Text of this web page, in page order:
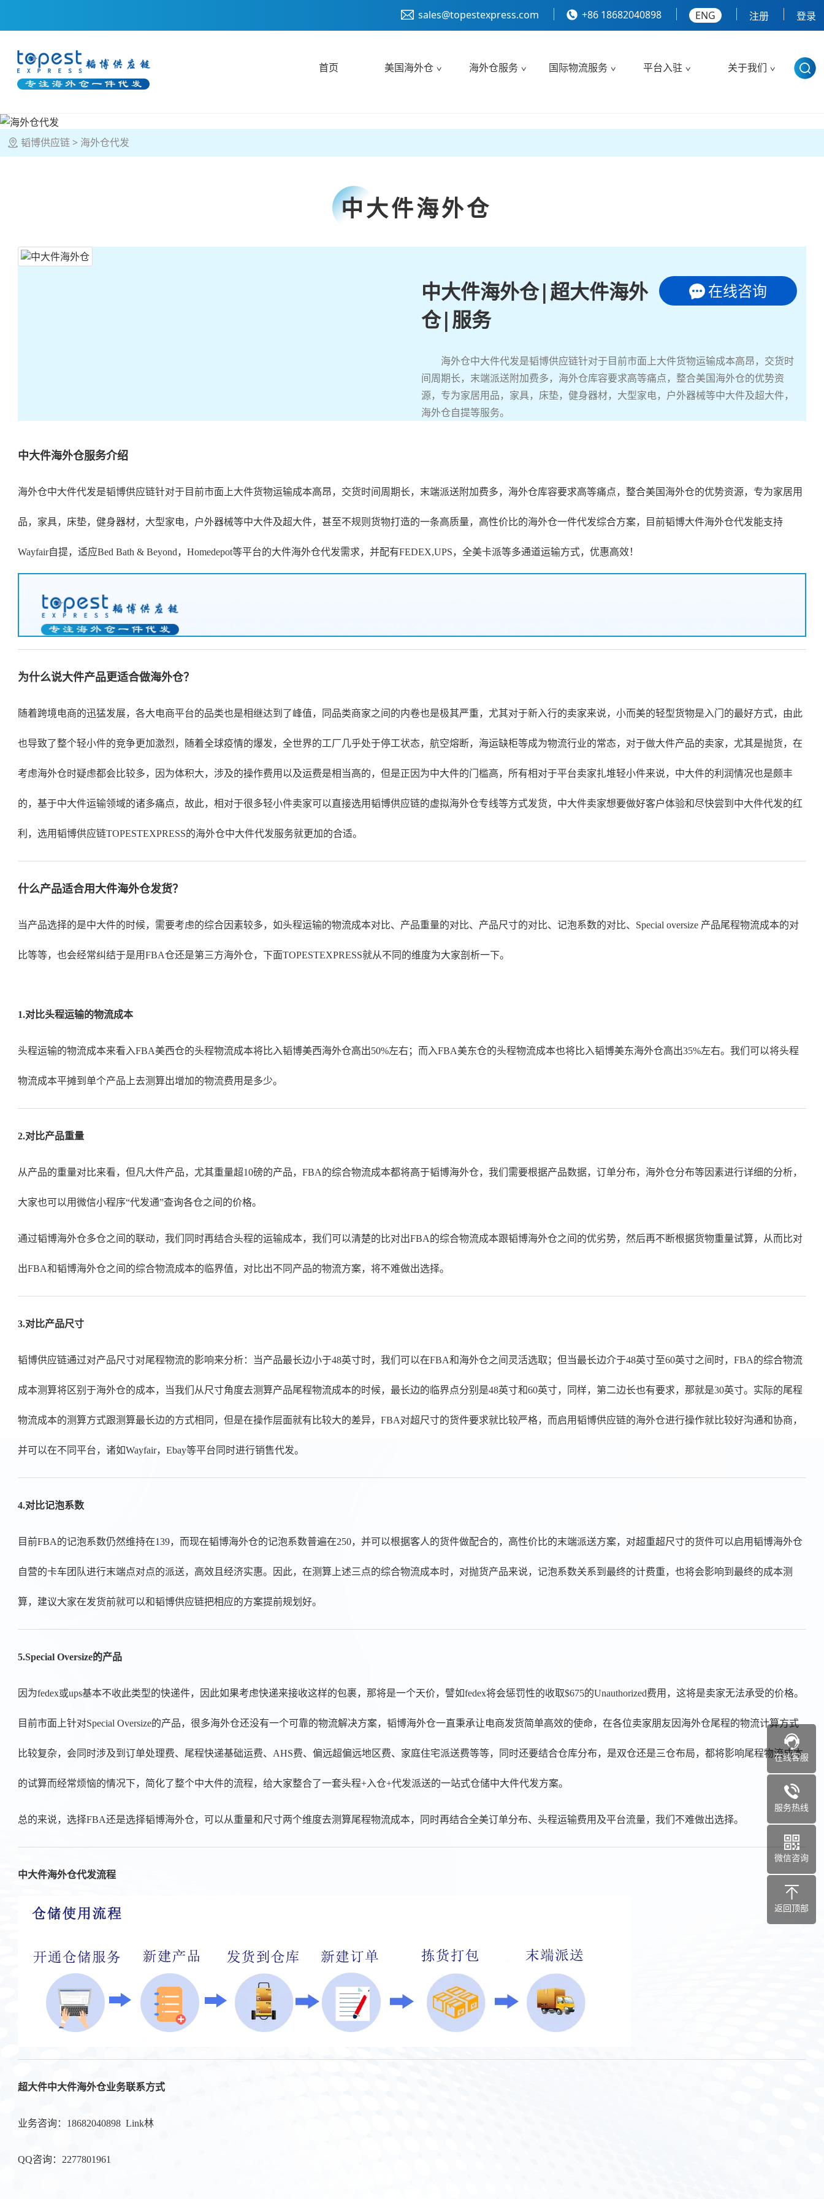
sales@topestexpress.com +86 18682040898 ENG 注册 登录
首页 美国海外仓 海外仓服务 国际物流服务 平台入驻 关于我们
韬博供应链 海外仓代发
中大件海外仓
在线咨询
中大件海外仓|超大件海外
仓|服务
海外仓中大件代发是韬博供应链针对于目前市面上大件货物运输成本高昂，交货时
间周期长，末端派送附加费多，海外仓库容要求高等痛点，整合美国海外仓的优势资
源，专为家居用品，家具，床垫，健身器材，大型家电，户外器械等中大件及超大件，
海外仓自提等服务。
中大件海外仓服务介绍
海外仓中大件代发是韬博供应链针对于目前市面上大件货物运输成本高昂，交货时间周期长，末端派送附加费多，海外仓库容要求高等痛点，整合美国海外仓的优势资源，专为家居用
品，家具，床垫，健身器材，大型家电，户外器械等中大件及超大件，甚至不规则货物打造的一条高质量，高性价比的海外仓一件代发综合方案，目前韬博大件海外仓代发能支持
Wayfair自提，适应Bed Bath & Beyond，Homedepot等平台的大件海外仓代发需求，并配有FEDEX,UPS，全美卡派等多通道运输方式，优惠高效！
为什么说大件产品更适合做海外仓？
随着跨境电商的迅猛发展，各大电商平台的品类也是相继达到了峰值，同品类商家之间的内卷也是极其严重，尤其对于新入行的卖家来说，小而美的轻型货物是入门的最好方式，由此
也导致了整个轻小件的竞争更加激烈，随着全球疫情的爆发，全世界的工厂几乎处于停工状态，航空熔断，海运缺柜等成为物流行业的常态，对于做大件产品的卖家，尤其是抛货，在
考虑海外仓时疑虑都会比较多，因为体积大，涉及的操作费用以及运费是相当高的，但是正因为中大件的门槛高，所有相对于平台卖家扎堆轻小件来说，中大件的利润情况也是颇丰
的，基于中大件运输领域的诸多痛点，故此，相对于很多轻小件卖家可以直接选用韬博供应链的虚拟海外仓专线等方式发货，中大件卖家想要做好客户体验和尽快尝到中大件代发的红
利，选用韬博供应链TOPESTEXPRESS的海外仓中大件代发服务就更加的合适。
什么产品适合用 大件海外仓发货？
当产品选择的是中大件的时候，需要考虑的综合因素较多，如头程运输的物流成本对比、产品重量的对比、产品尺寸的对比、记泡系数的对比、Special oversize 产品尾程物流成本的对
比等等，也会经常纠结于是用FBA仓还是第三方海外仓，下面TOPESTEXPRESS就从不同的维度为大家剖析一下。
1.对比头程运输的物流成本
头程运输的物流成本来看入FBA美西仓的头程物流成本将比入韬博美西海外仓高出50%左右；而入FBA美东仓的头程物流成本也将比入韬博美东海外仓高出35%左右。我们可以将头程
物流成本平摊到单个产品上去测算出增加的物流费用是多少。
2.对比产品重量
从产品的重量对比来看，但凡大件产品，尤其重量超10磅的产品，FBA的综合物流成本都将高于韬博海外仓，我们需要根据产品数据，订单分布，海外仓分布等因素进行详细的分析，
大家也可以用微信小程序“代发通”查询各仓之间的价格。
通过韬博海外仓多仓之间的联动，我们同时再结合头程的运输成本，我们可以清楚的比对出FBA的综合物流成本跟韬博海外仓之间的优劣势，然后再不断根据货物重量试算，从而比对
出FBA和韬博海外仓之间的综合物流成本的临界值，对比出不同产品的物流方案，将不难做出选择。
3.对比产品尺寸
韬博供应链通过对产品尺寸对尾程物流的影响来分析：当产品最长边小于48英寸时，我们可以在FBA和海外仓之间灵活选取；但当最长边介于48英寸至60英寸之间时，FBA的综合物流
成本测算将区别于海外仓的成本，当我们从尺寸角度去测算产品尾程物流成本的时候，最长边的临界点分别是48英寸和60英寸，同样，第二边长也有要求，那就是30英寸。实际的尾程
物流成本的测算方式跟测算最长边的方式相同，但是在操作层面就有比较大的差异，FBA对超尺寸的货件要求就比较严格，而启用韬博供应链的海外仓进行操作就比较好沟通和协商，
并可以在不同平台，诸如Wayfair，Ebay等平台同时进行销售代发。
4.对比记泡系数
目前FBA的记泡系数仍然维持在139，而现在韬博海外仓的记泡系数普遍在250，并可以根据客人的货件做配合的，高性价比的末端派送方案，对超重超尺寸的货件可以启用韬博海外仓
自营的卡车团队进行末端点对点的派送，高效且经济实惠。因此，在测算上述三点的综合物流成本时，对抛货产品来说，记泡系数关系到最终的计费重，也将会影响到最终的成本测
算，建议大家在发货前就可以和韬博供应链把相应的方案提前规划好。
5.Special Oversize的产品
因为fedex或ups基本不收此类型的快递件，因此如果考虑快递来接收这样的包裹，那将是一个天价，譬如fedex将会惩罚性的收取$675的Unauthorized费用，这将是卖家无法承受的价格。
目前市面上针对Special Oversize的产品，很多海外仓还没有一个可靠的物流解决方案，韬博海外仓一直秉承让电商发货简单高效的使命，在各位卖家朋友因海外仓尾程的物流计算方式
比较复杂，会同时涉及到订单处理费、尾程快递基础运费、AHS费、偏远超偏远地区费、家庭住宅派送费等等，同时还要结合仓库分布，是双仓还是三仓布局，都将影响尾程物流成本
的试算而经常烦恼的情况下，简化了整个中大件的流程，给大家整合了一套头程+入仓+代发派送的一站式仓储中大件代发方案。
总的来说，选择FBA还是选择韬博海外仓，可以从重量和尺寸两个维度去测算尾程物流成本，同时再结合全美订单分布、头程运输费用及平台流量，我们不难做出选择。
中大件海外仓代发流程
超大件中大件海外仓业务联系方式
业务咨询：18682040898 Link林
QQ咨询：2277801961
在线客服
服务热线
微信咨询
返回顶部